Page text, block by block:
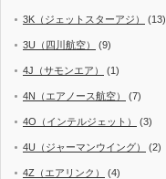
3K（ジェットスターアジ） (13)
3U（四川航空） (9)
4J（サモンエア） (1)
4N（エアノース航空） (7)
4O（インテルジェット） (3)
4U（ジャーマンウイング） (2)
4Z（エアリンク） (4)